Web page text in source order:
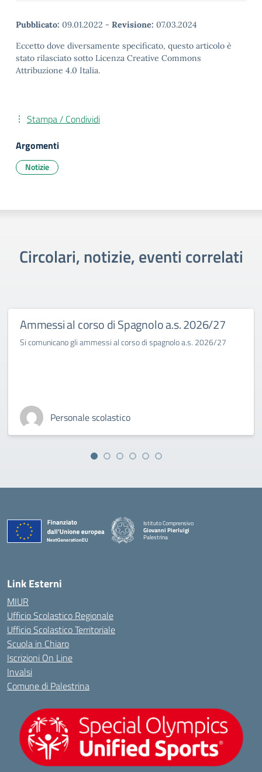
Pubblicato: 09.01.2022 - Revisione: 07.03.2024
Eccetto dove diversamente specificato, questo articolo è
stato rilasciato sotto Licenza Creative Commons
Attribuzione 4.0 Italia.
Stampa / Condividi
Argomenti
Notizie
Circolari, notizie, eventi correlati
Ammessi al corso di Spagnolo a.s. 2026/27
Si comunicano gli ammessi al corso di spagnolo a.s. 2026/27
Personale scolastico
Istituto Comprensivo
Giovanni Pierluigi
Palestrina
Link Esterni
MIUR
Ufficio Scolastico Regionale
Ufficio Scolastico Territoriale
Scuola in Chiaro
Iscrizioni On Line
Invalsi
Comune di Palestrina